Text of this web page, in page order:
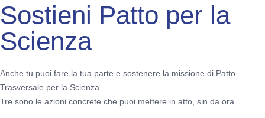
Sostieni Patto per la
Scienza
Anche tu puoi fare la tua parte e sostenere la missione di Patto
Trasversale per la Scienza.
Tre sono le azioni concrete che puoi mettere in atto, sin da ora.